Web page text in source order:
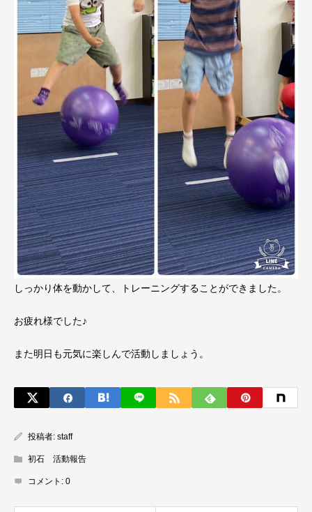
しっかり体を動かして、トレーニングすることができました。
お疲れ様でした♪
また明日も元気に楽しんで活動しましょう。
投稿者: staff
初石 活動報告
コメント: 0